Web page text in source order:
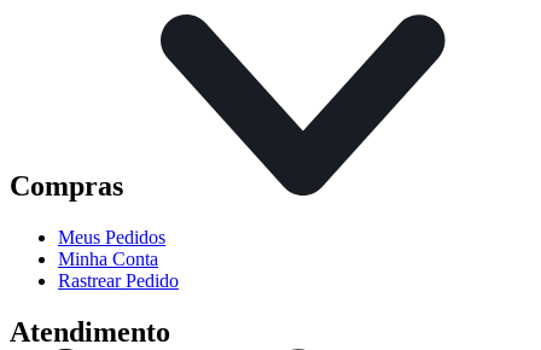
Compras
Meus Pedidos
Minha Conta
Rastrear Pedido
Atendimento